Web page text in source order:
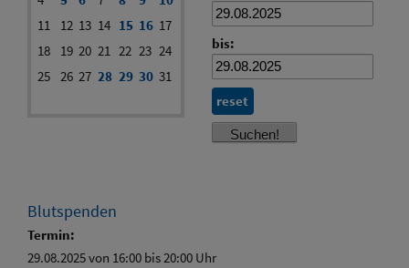
11
12 13 14 15 16 17
18
19 20 21 22 23 24
25 26 27 28 29 30 31
bis:
reset
Blutspenden
Termin:
29.08.2025 von 16:00 bis 20:00 Uhr